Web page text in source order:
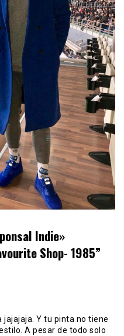
Indie»
Shop- 1985”
jajajaja. Y tu pinta no tiene
A pesar de todo solo